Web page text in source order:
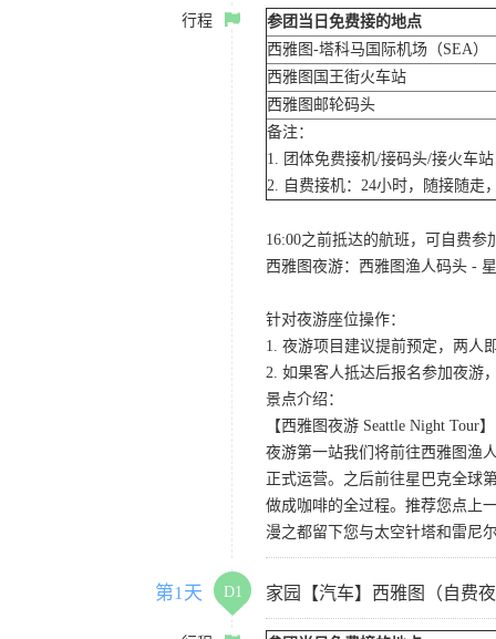
行程
参团当日免费接的地点
西雅图-塔科马国际机场（SEA）
西雅图国王街火车站
西雅图邮轮码头
备注：
1. 团体免费接机/接码头/接火车
2. 自费接机：24小时，随接随走
16:00之前抵达的航班，可自费参
西雅图夜游：西雅图渔人码头 -
针对夜游座位操作：
1. 夜游项目建议提前预定，两人
2. 如果客人抵达后报名参加夜游
景点介绍：
【西雅图夜游 Seattle Night Tour】
夜游第一站我们将前往西雅图渔
正式运营。之后前往星巴克全球
做成咖啡的全过程。推荐您点上
漫之都留下您与太空针塔和雷尼
第1天 D1 家园【汽车】西雅图（自费